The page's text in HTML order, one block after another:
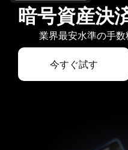
暗号資産決
業界最安水準の手
今すぐ試す